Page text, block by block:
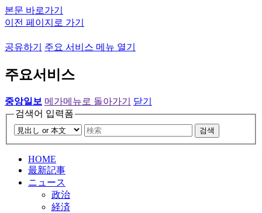
본문 바로가기
이전 페이지로 가기
공유하기 주요 서비스 메뉴 열기
주요서비스
중앙일보 메가메뉴로 돌아가기
닫기
검색어 입력폼
검색
HOME
最新記事
ニュース
政治
経済